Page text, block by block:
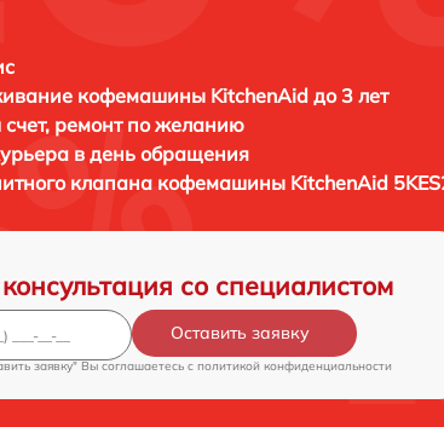
кофемашины KitchenAid до 3 лет
ремонт по желанию
в день обращения
клапана кофемашины KitchenAid
со специалистом
Оставить заявку
заявку" Вы соглашаетесь c политикой конфиденциальности